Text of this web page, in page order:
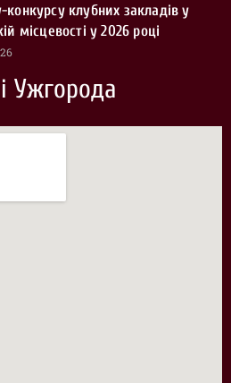
конкурсу клубних закладів у
місцевості у 2026 році
Ужгорода